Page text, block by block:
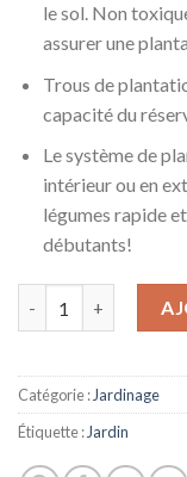
le sol. Non
assurer une
Trous de
capacité du
Le système de
intérieur ou en
légumes rapide
débutants!
Catégorie : Jardinage
Étiquette : Jardin